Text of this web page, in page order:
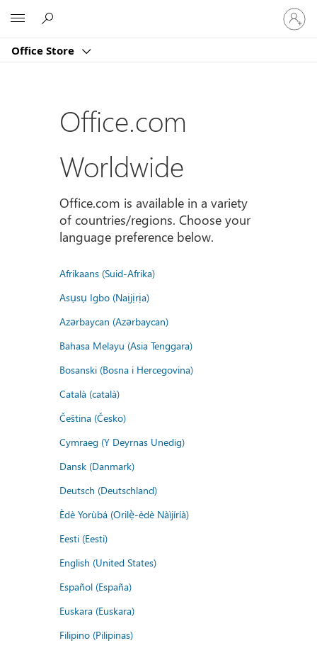
Office Store
Sign
in
to
account
Office.com
Worldwide
Office.com is available in a variety
of countries/regions. Choose your
language preference below.
Afrikaans (Suid-Afrika)
Asụsụ Igbo (Naịjịrịa)
Azərbaycan (Azərbaycan)
Bahasa Melayu (Asia Tenggara)
Bosanski (Bosna i Hercegovina)
Català (català)
Čeština (Česko)
Cymraeg (Y Deyrnas Unedig)
Dansk (Danmark)
Deutsch (Deutschland)
Èdè Yorùbá (Orilẹ̀-èdè Nàìjíríà)
Eesti (Eesti)
English (United States)
Español (España)
Euskara (Euskara)
Filipino (Pilipinas)